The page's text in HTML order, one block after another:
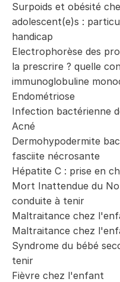
Surpoids et obésité
adolescent(e)s :
handicap
Electrophorèse des
la prescrire ? quelle
immunoglobuline
Endométriose
Infection bactérienne
Acné
Dermohypodermite
fasciite nécrosante
Hépatite C : prise en
Mort Inattendue du
conduite à tenir
Maltraitance chez
Maltraitance chez
Syndrome du bébé
tenir
Fièvre chez l'enfant